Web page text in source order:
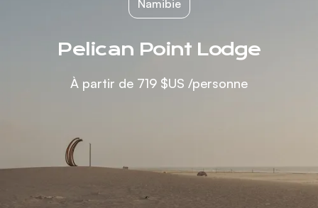
Namibie
Pelican Point Lodge
À partir de 719 $US /personne